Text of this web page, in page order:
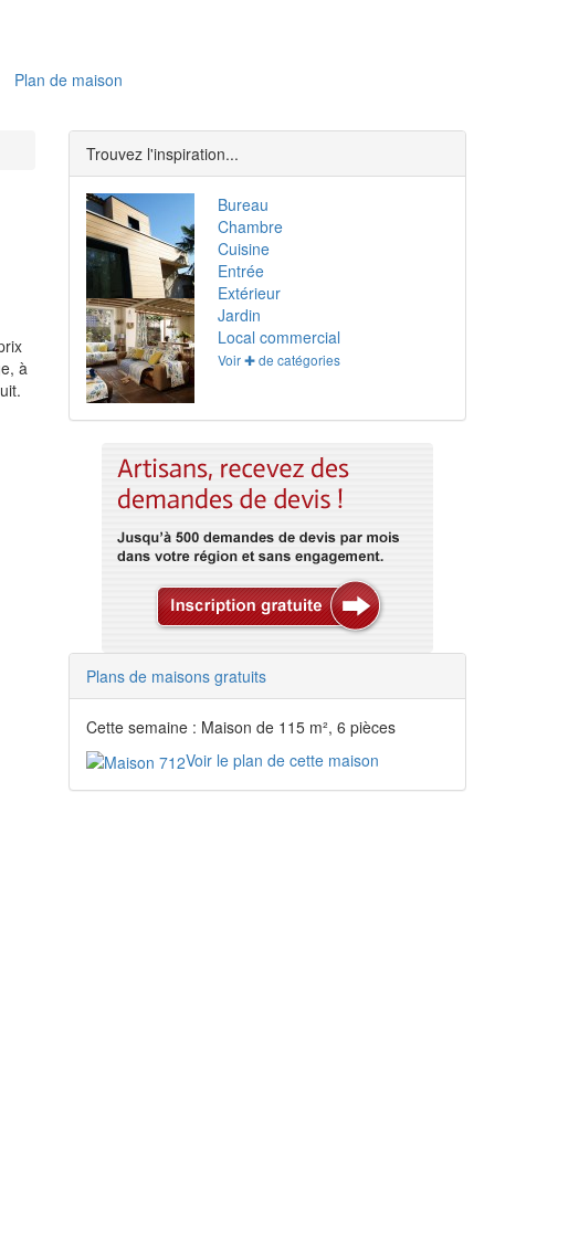
Plan de maison
à
Trouvez l'inspiration...
Bureau
Chambre
Cuisine
Entrée
Extérieur
Jardin
Local commercial
Voir ✚ de catégories
Plans de maisons gratuits
Cette semaine : Maison de 115 m², 6 pièces
Voir le plan de cette maison